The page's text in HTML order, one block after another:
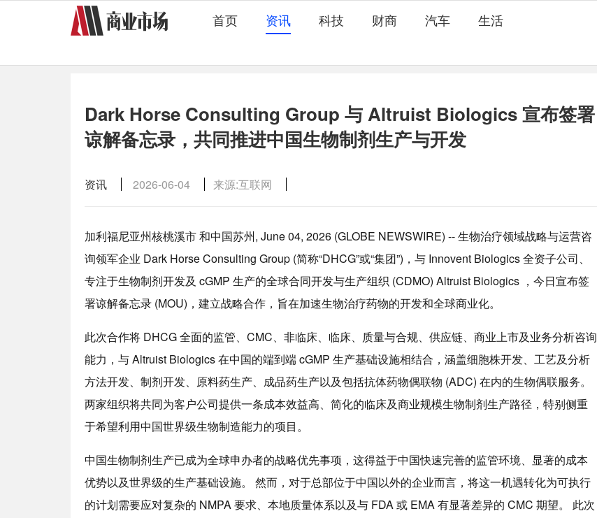
首页 资讯 科技 财商 汽车 生活
Dark Horse Consulting Group 与 Altruist Biologics 宣布签署
谅解备忘录，共同推进中国生物制剂生产与开发
资讯 2026-06-04 来源:互联网
加利福尼亚州核桃溪市 和中国苏州, June 04, 2026 (GLOBE NEWSWIRE) -- 生物治疗领域战略与运营咨
询领军企业 Dark Horse Consulting Group (简称“DHCG”或“集团”)，与 Innovent Biologics 全资子公司、
专注于生物制剂开发及 cGMP 生产的全球合同开发与生产组织 (CDMO) Altruist Biologics ，今日宣布签
署谅解备忘录 (MOU)，建立战略合作，旨在加速生物治疗药物的开发和全球商业化。
此次合作将 DHCG 全面的监管、CMC、非临床、临床、质量与合规、供应链、商业上市及业务分析咨询
能力，与 Altruist Biologics 在中国的端到端 cGMP 生产基础设施相结合，涵盖细胞株开发、工艺及分析
方法开发、制剂开发、原料药生产、成品药生产以及包括抗体药物偶联物 (ADC) 在内的生物偶联服务。
两家组织将共同为客户公司提供一条成本效益高、简化的临床及商业规模生物制剂生产路径，特别侧重
于希望利用中国世界级生物制造能力的项目。
中国生物制剂生产已成为全球申办者的战略优先事项，这得益于中国快速完善的监管环境、显著的成本
优势以及世界级的生产基础设施。 然而，对于总部位于中国以外的企业而言，将这一机遇转化为可执行
的计划需要应对复杂的 NMPA 要求、本地质量体系以及与 FDA 或 EMA 有显著差异的 CMC 期望。 此次